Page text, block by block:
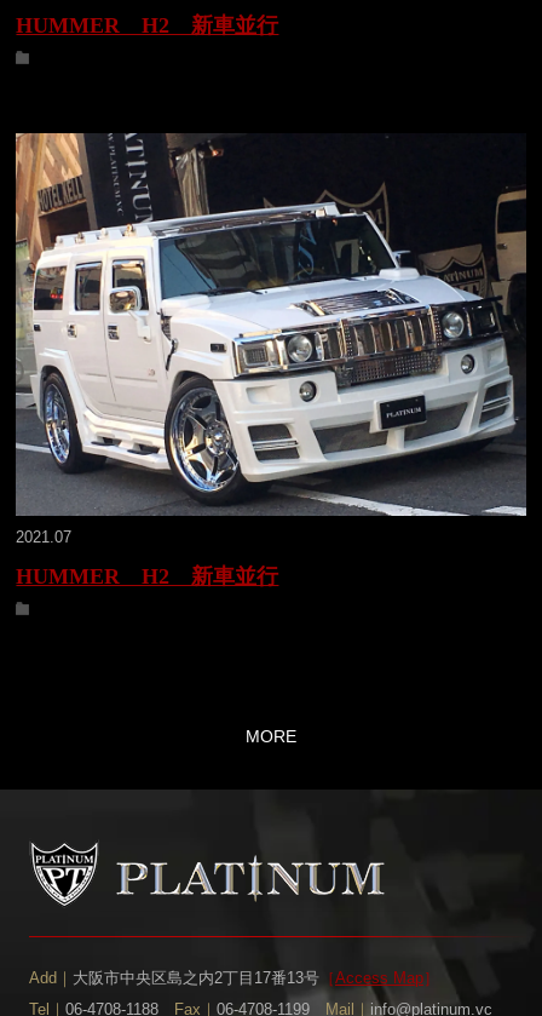
HUMMER H2 新車並行
2021.07
HUMMER H2 新車並行
MORE
Add｜ 大阪市中央区島之内2丁目17番13号［Access Map］
Tel｜ 06-4708-1188 Fax｜ 06-4708-1199 Mail｜ info@platinum.vc